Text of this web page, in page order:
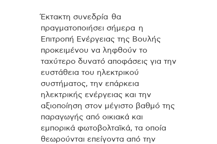
Έκτακτη συνεδρία θα
πραγματοποιήσει σήμερα η
Επιτροπή Ενέργειας της Βουλής
προκειμένου να ληφθούν το
ταχύτερο δυνατό αποφάσεις για την
ευστάθεια του ηλεκτρικού
συστήματος, την επάρκεια
ηλεκτρικής ενέργειας και την
αξιοποίηση στον μέγιστο βαθμό της
παραγωγής από οικιακά και
εμπορικά φωτοβολταϊκά, τα οποία
θεωρούνται επείγοντα από την